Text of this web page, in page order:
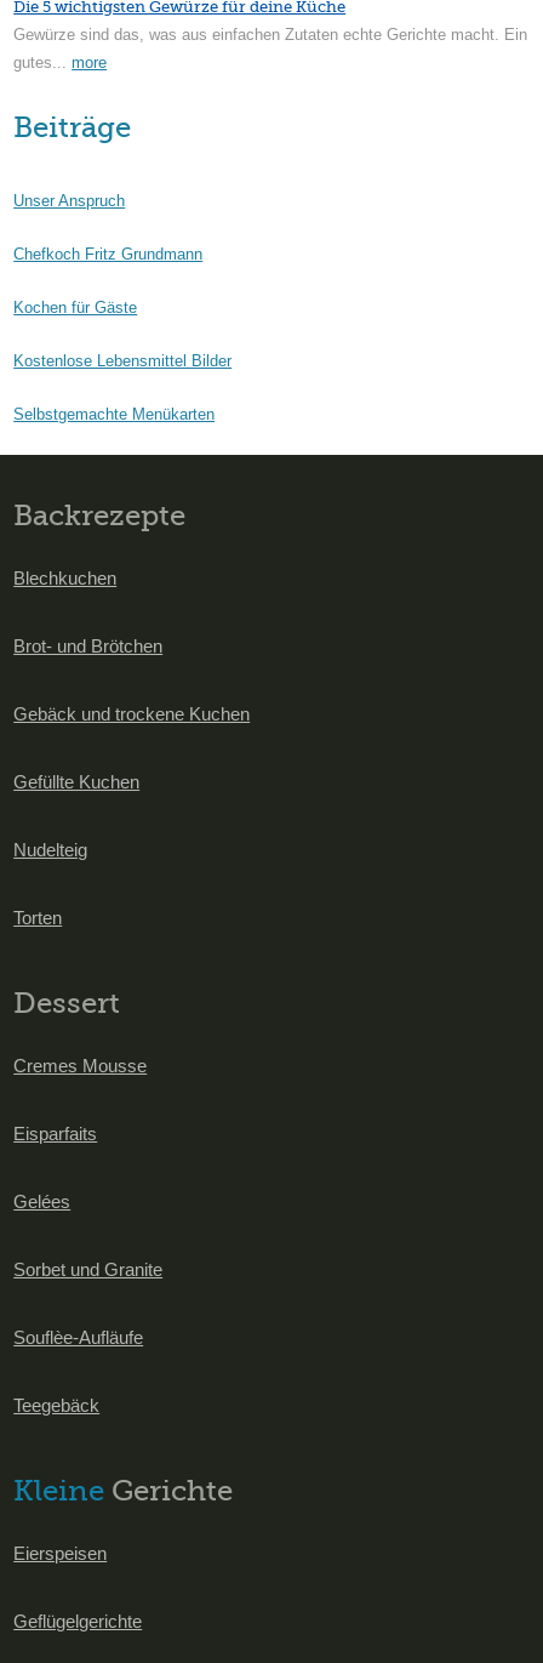
Die 5 wichtigsten Gewürze für deine Küche
Gewürze sind das, was aus einfachen Zutaten echte Gerichte macht. Ein
gutes...more
Beiträge
Unser Anspruch
Chefkoch Fritz Grundmann
Kochen für Gäste
Kostenlose Lebensmittel Bilder
Selbstgemachte Menükarten
Backrezepte
Blechkuchen
Brot- und Brötchen
Gebäck und trockene Kuchen
Gefüllte Kuchen
Nudelteig
Torten
Dessert
Cremes Mousse
Eisparfaits
Gelées
Sorbet und Granite
Souflèe-Aufläufe
Teegebäck
Kleine Gerichte
Eierspeisen
Geflügelgerichte